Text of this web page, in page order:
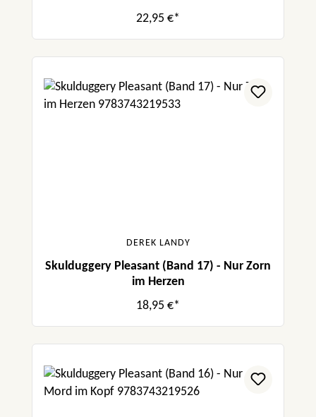
22,95 €*
DEREK LANDY
Skulduggery Pleasant (Band 17) - Nur Zorn
im Herzen
18,95 €*